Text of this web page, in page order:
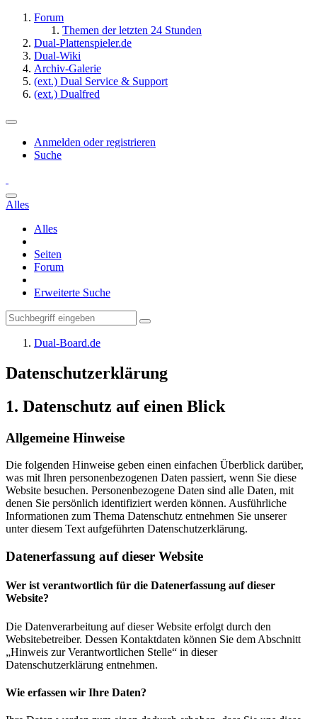
Forum
Themen der letzten 24 Stunden
Dual-Plattenspieler.de
Dual-Wiki
Archiv-Galerie
(ext.) Dual Service & Support
(ext.) Dualfred
Anmelden oder registrieren
Suche
Alles
Alles
Seiten
Forum
Erweiterte Suche
Dual-Board.de
Datenschutzerklärung
1. Datenschutz auf einen Blick
Allgemeine Hinweise
Die folgenden Hinweise geben einen einfachen Überblick darüber,
was mit Ihren personenbezogenen Daten passiert, wenn Sie diese
Website besuchen. Personenbezogene Daten sind alle Daten, mit
denen Sie persönlich identifiziert werden können. Ausführliche
Informationen zum Thema Datenschutz entnehmen Sie unserer
unter diesem Text aufgeführten Datenschutzerklärung.
Datenerfassung auf dieser Website
Wer ist verantwortlich für die Datenerfassung auf dieser
Website?
Die Datenverarbeitung auf dieser Website erfolgt durch den
Websitebetreiber. Dessen Kontaktdaten können Sie dem Abschnitt
„Hinweis zur Verantwortlichen Stelle“ in dieser
Datenschutzerklärung entnehmen.
Wie erfassen wir Ihre Daten?